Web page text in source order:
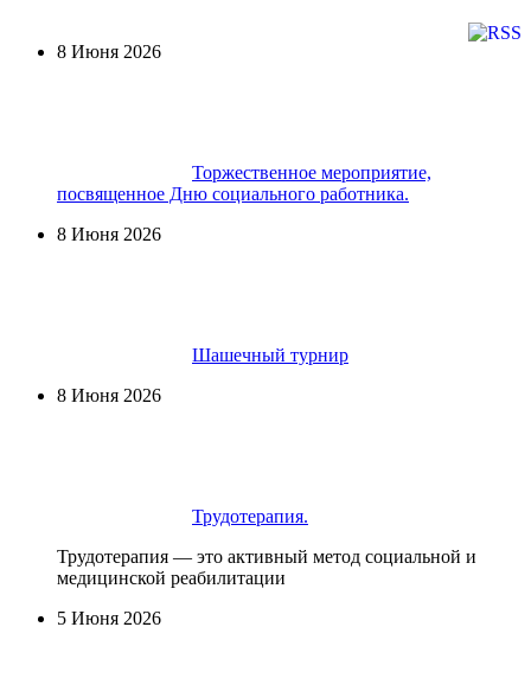
8 Июня 2026
Торжественное мероприятие,
посвященное Дню социального работника.
8 Июня 2026
Шашечный турнир
8 Июня 2026
Трудотерапия.
Трудотерапия — это активный метод социальной и
медицинской реабилитации
5 Июня 2026